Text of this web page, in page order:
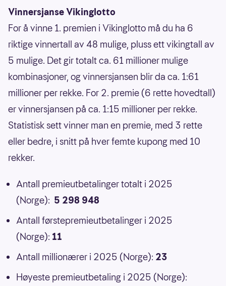
Vinnersjanse Vikinglotto
For å vinne 1. premien i Vikinglotto må du ha 6
riktige vinnertall av 48 mulige, pluss ett vikingtall av
5 mulige. Det gir totalt ca. 61 millioner mulige
kombinasjoner, og vinnersjansen blir da ca. 1:61
millioner per rekke. For 2. premie (6 rette hovedtall)
er vinnersjansen på ca. 1:15 millioner per rekke.
Statistisk sett vinner man en premie, med 3 rette
eller bedre, i snitt på hver femte kupong med 10
rekker.
Antall premieutbetalinger totalt i 2025
(Norge): 5 298 948
Antall førstepremieutbetalinger i 2025
(Norge): 11
Antall millionærer i 2025 (Norge): 23
Høyeste premieutbetaling i 2025 (Norge):